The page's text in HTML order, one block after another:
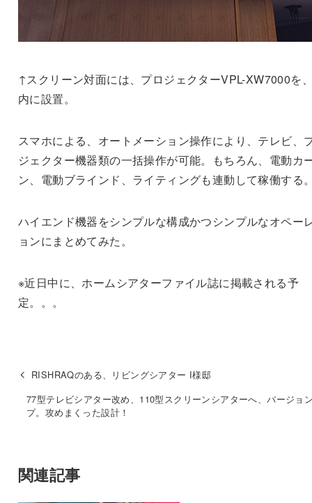
↑スクリーン対面には、プロジェクターVPL-XW7000を
内に設置。
スマホによる、オートメーション操作により、テレビ、
ジェクター機器類の一括操作が可能。もちろん、電動カ
ン、電動ブラインド、ライティングも連動して稼働する
ハイエンド機器をシンプルな構成かつシンプルなオペー
ョンにまとめてみた。
※近日中に、ホームシアターファイル誌に掲載される予
定。。。
RISHRAQのある、リビングシアター I様邸
77型テレビシアター改め、110型スクリーンシアターへ、バージョ
プ。攻めまくった設計！
関連記事